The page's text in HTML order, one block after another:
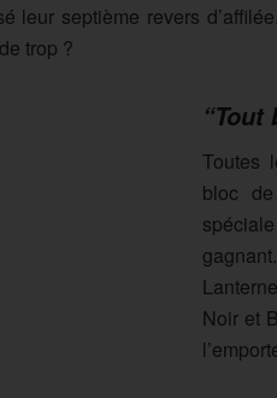
leur septième revers
trop ?
Toutes
bloc
Noir et